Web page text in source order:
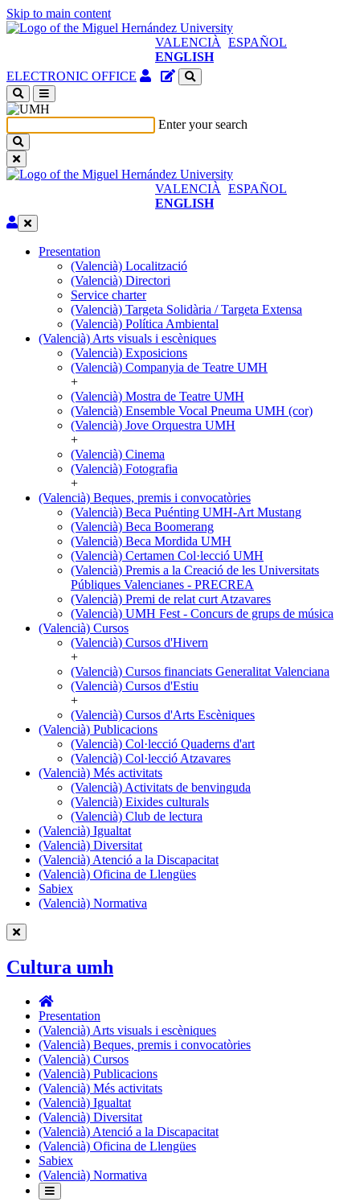
Skip to main content
VALENCIÀ
ESPAÑOL
ENGLISH
ELECTRONIC OFFICE Authenticated
a
new
Site
content
Enter your search
VALENCIÀ
ESPAÑOL
ENGLISH
Edit
Presentation
Presentation(Valencià) Localització
(Valencià) Directori
Service charter
(Valencià) Targeta Solidària / Targeta Extensa
(Valencià) Política Ambiental
(Valencià) Arts visuals i escèniques
(Valencià)
Arts
visuals
escèniques
(Valencià) Exposicions
(Valencià) Companyia de Teatre UMH
+
(Valencià) Mostra de Teatre UMH
(Valencià) Ensemble Vocal Pneuma UMH (cor)
(Valencià) Jove Orquestra UMH
+
(Valencià) Cinema
(Valencià) Fotografia
+
(Valencià) Beques, premis i convocatòries
(Valencià)
Beques,
premis
convocatòries
(Valencià) Beca Puénting UMH-Art Mustang
(Valencià) Beca Boomerang
(Valencià) Beca Mordida UMH
(Valencià) Certamen Col·lecció UMH
(Valencià) Premis a la Creació de les Universitats
Públiques Valencianes - PRECREA
(Valencià) Premi de relat curt Atzavares
(Valencià) UMH Fest - Concurs de grups de música
(Valencià) Cursos
(Valencià)
Cursos
(Valencià) Cursos d'Hivern
+
(Valencià) Cursos financiats Generalitat Valenciana
(Valencià) Cursos d'Estiu
+
(Valencià) Cursos d'Arts Escèniques
(Valencià) Publicacions
(Valencià)
Publicacions
(Valencià) Col·lecció Quaderns d'art
(Valencià) Col·lecció Atzavares
(Valencià) Més activitats
(Valencià)
Més
activitats
(Valencià) Activitats de benvinguda
(Valencià) Eixides culturals
(Valencià) Club de lectura
(Valencià) Igualtat
(Valencià) Diversitat
(Valencià) Atenció a la Discapacitat
(Valencià) Oficina de Llengües
Sabiex
(Valencià) Normativa
Cultura umh
Cultura
umh
Presentation
(Valencià) Arts visuals i escèniques
(Valencià) Beques, premis i convocatòries
(Valencià) Cursos
(Valencià) Publicacions
(Valencià) Més activitats
(Valencià) Igualtat
(Valencià) Diversitat
(Valencià) Atenció a la Discapacitat
(Valencià) Oficina de Llengües
Sabiex
(Valencià) Normativa